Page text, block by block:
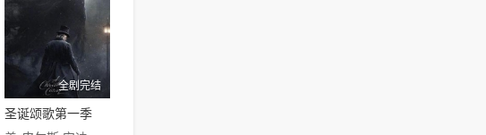
全剧完结
圣诞颂歌第一季